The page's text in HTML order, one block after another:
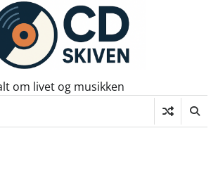
om livet og musikken